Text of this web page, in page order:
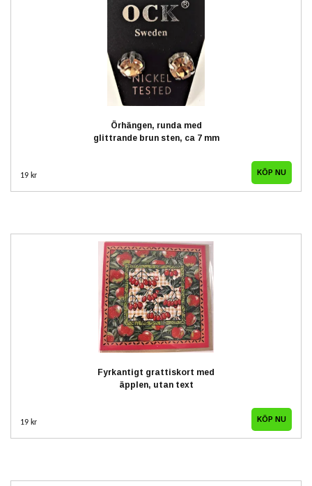
Örhängen, runda med
glittrande brun sten, ca 7 mm
19 kr
Fyrkantigt grattiskort med
äpplen, utan text
19 kr